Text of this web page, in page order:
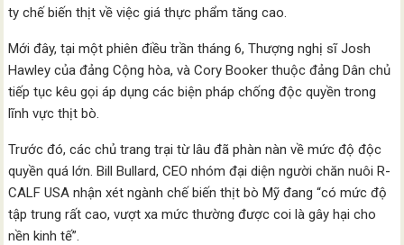
ty chế biến thịt về việc giá thực phẩm tăng cao.
Mới đây, tại một phiên điều trần tháng 6, Thượng nghị sĩ Josh
Hawley của đảng Cộng hòa, và Cory Booker thuộc đảng Dân chủ
tiếp tục kêu gọi áp dụng các biện pháp chống độc quyền trong
lĩnh vực thịt bò.
Trước đó, các chủ trang trại từ lâu đã phàn nàn về mức độ độc
quyền quá lớn. Bill Bullard, CEO nhóm đại diện người chăn nuôi R-
CALF USA nhận xét ngành chế biến thịt bò Mỹ đang “có mức độ
tập trung rất cao, vượt xa mức thường được coi là gây hại cho
nền kinh tế”.